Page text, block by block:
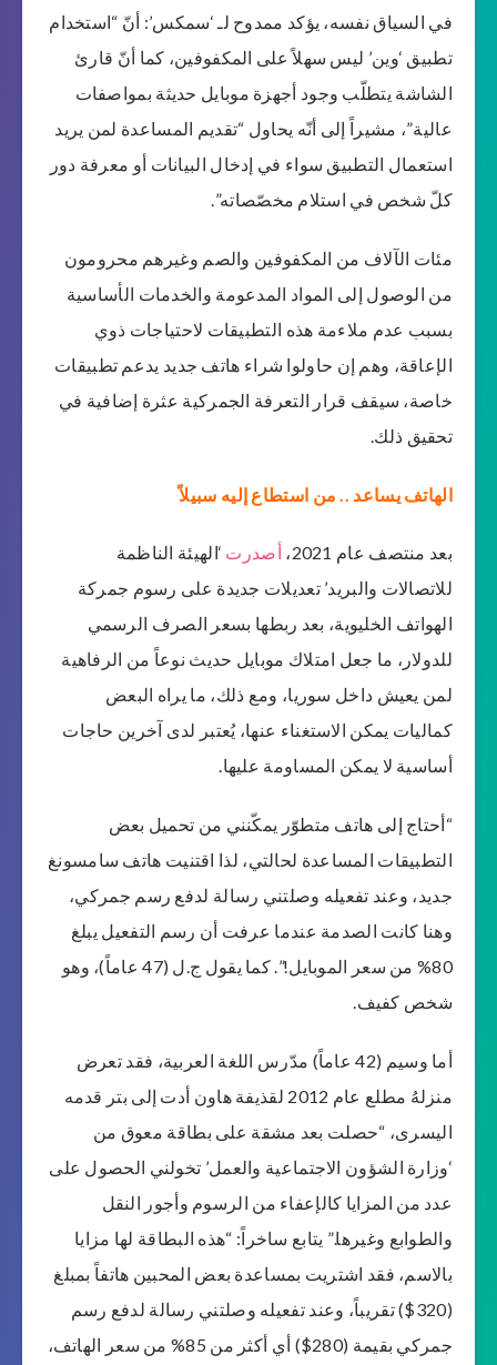
في السياق نفسه، يؤكد ممدوح لـ ‘سمكس’: أنّ “استخدام
تطبيق ‘وين’ ليس سهلاً على المكفوفين، كما أنّ قارئ
الشاشة يتطلّب وجود أجهزة موبايل حديثة بمواصفات
عالية”، مشيراً إلى أنّه يحاول “تقديم المساعدة لمن يريد
استعمال التطبيق سواء في إدخال البيانات أو معرفة دور
كلّ شخص في استلام مخصّصاته”.
مئات الآلاف من المكفوفين والصم وغيرهم محرومون
من الوصول إلى المواد المدعومة والخدمات الأساسية
بسبب عدم ملاءمة هذه التطبيقات لاحتياجات ذوي
الإعاقة، وهم إن حاولوا شراء هاتف جديد يدعم تطبيقات
خاصة، سيقف قرار التعرفة الجمركية عثرة إضافية في
تحقيق ذلك.
الهاتف يساعد .. من استطاع إليه سبيلاً
بعد منتصف عام 2021، أصدرت ‘الهيئة الناظمة
للاتصالات والبريد’ تعديلات جديدة على رسوم جمركة
الهواتف الخليوية، بعد ربطها بسعر الصرف الرسمي
للدولار، ما جعل امتلاك موبايل حديث نوعاً من الرفاهية
لمن يعيش داخل سوريا، ومع ذلك، ما يراه البعض
كماليات يمكن الاستغناء عنها، يُعتبر لدى آخرين حاجات
أساسية لا يمكن المساومة عليها.
“أحتاج إلى هاتف متطوّر يمكّنني من تحميل بعض
التطبيقات المساعدة لحالتي، لذا اقتنيت هاتف سامسونغ
جديد، وعند تفعيله وصلتني رسالة لدفع رسم جمركي،
وهنا كانت الصدمة عندما عرفت أن رسم التفعيل يبلغ
80% من سعر الموبايل!”. كما يقول ج.ل (47 عاماً)، وهو
شخص كفيف.
أما وسيم (42 عاماً) مدّرس اللغة العربية، فقد تعرض
منزلهُ مطلع عام 2012 لقذيفة هاون أدت إلى بتر قدمه
اليسرى، “حصلت بعد مشقة على بطاقة معوق من
‘وزارة الشؤون الاجتماعية والعمل’ تخولني الحصول على
عدد من المزايا كالإعفاء من الرسوم وأجور النقل
والطوابع وغيرها.” يتابع ساخراً: “هذه البطاقة لها مزايا
بالاسم، فقد اشتريت بمساعدة بعض المحبين هاتفاً بمبلغ
(320$) تقريباً، وعند تفعيله وصلتني رسالة لدفع رسم
جمركي بقيمة (280$) أي أكثر من 85% من سعر الهاتف،